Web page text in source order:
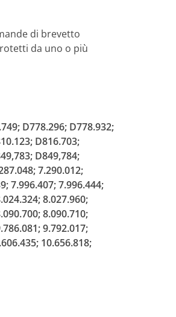
di brevetto
da uno o più
D778.296; D778.932;
D816.703;
D849,784;
7.290.012;
7.996.407; 7.996.444;
8.027.960;
8.090.710;
9.792.017;
10.656.818;